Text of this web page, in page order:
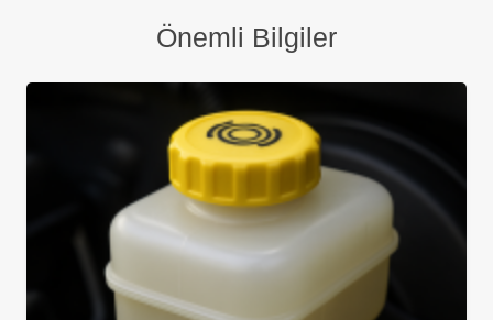
Önemli Bilgiler